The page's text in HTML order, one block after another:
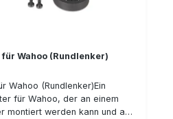
Wahoo (Rundlenker)
Wahoo (Rundlenker)Ein
für Wahoo, der an einem
montiert werden kann und an